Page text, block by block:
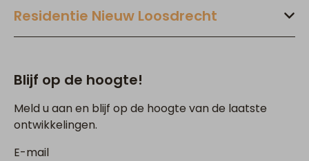
Residentie Nieuw Loosdrecht
Blijf op de hoogte!
Meld u aan en blijf op de hoogte van de laatste
ontwikkelingen.
E-mail